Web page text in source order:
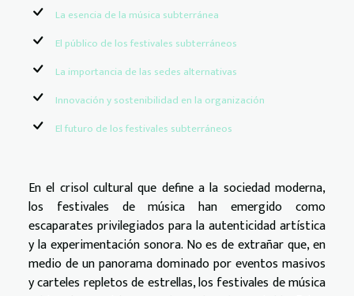
La esencia de la música subterránea
El público de los festivales subterráneos
La importancia de las sedes alternativas
Innovación y sostenibilidad en la organización
El futuro de los festivales subterráneos
En el crisol cultural que define a la sociedad moderna,
los festivales de música han emergido como
escaparates privilegiados para la autenticidad artística
y la experimentación sonora. No es de extrañar que, en
medio de un panorama dominado por eventos masivos
y carteles repletos de estrellas, los festivales de música